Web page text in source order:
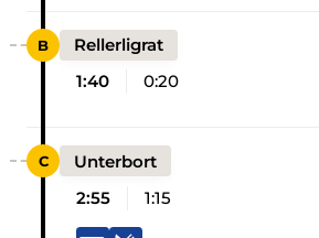
Rellerligrat
1:40
0:20
Unterbort
2:55
1:15